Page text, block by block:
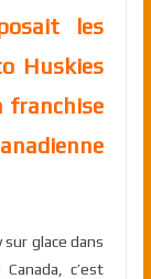
les
Huskies
franchise
glace dans
c’est